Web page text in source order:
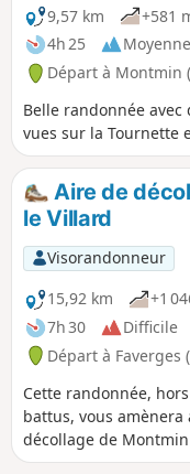
9,57 km
+581
4h 25
Moyenne
Départ à Montmin
Belle randonnée avec
vues sur la Tournette
Aire de
le Villard
Visorandonneur
15,92 km
+1
7h 30
Difficile
Départ à Faverges
Cette randonnée,
battus, vous amènera
décollage de
Forclaz, haut-lieu du